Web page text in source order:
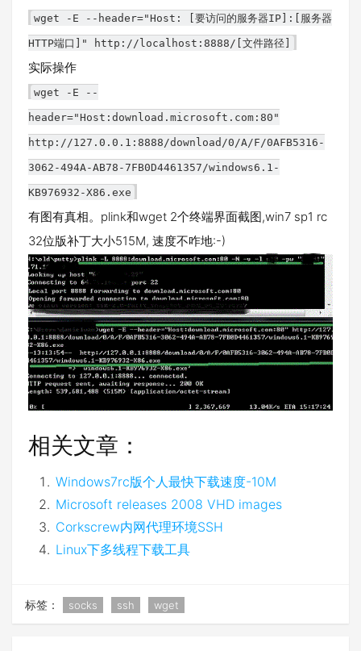
wget -E --header="Host: [要访问的服务器IP]:[服务器
HTTP端口]" http://localhost:8888/[文件路径]
实际操作
wget -E --
header="Host:download.microsoft.com:80"
http://127.0.0.1:8888/download/0/A/F/0AFB5316-
3062-494A-AB78-7FB0D4461357/windows6.1-
KB976932-X86.exe
有图有真相。plink和wget 2个终端界面截图,win7 sp1 rc
32位版补丁大小515M, 速度不咋地:-)
相关文章：
Windows7rc版个人最快下载速度-10M
Microsoft releases 2008 VHD images
Corkscrew内网代理环境SSH
Linux下多线程下载工具
标签： socks ssh wget